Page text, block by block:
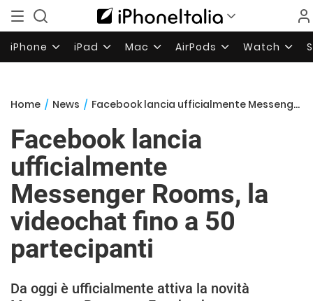
iPhone iPad Mac AirPods Watch
Home / News / Facebook lancia ufficialmente Messenger Rooms, la videochat fino a 50 partecipanti
Facebook lancia
ufficialmente
Messenger Rooms, la
videochat fino a 50
partecipanti
Da oggi è ufficialmente attiva la novità